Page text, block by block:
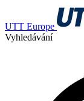
UTT Europe
Vyhledávání